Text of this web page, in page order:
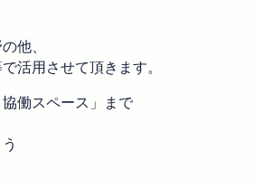
他、
活用させて頂きます。
働スペース」まで